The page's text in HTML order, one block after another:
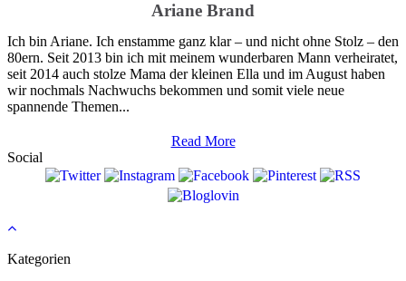
Ariane Brand
Ich bin Ariane. Ich enstamme ganz klar – und nicht ohne Stolz – den
80ern. Seit 2013 bin ich mit meinem wunderbaren Mann verheiratet,
seit 2014 auch stolze Mama der kleinen Ella und im August haben
wir nochmals Nachwuchs bekommen und somit viele neue
spannende Themen...
Read More
Social
Kategorien